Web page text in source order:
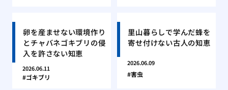
卵を産ませない環境作り
とチャバネゴキブリの侵
入を許さない知恵
2026.06.11
ゴキブリ
里山暮らしで学んだ蜂を
寄せ付けない古人の知恵
2026.06.09
害虫